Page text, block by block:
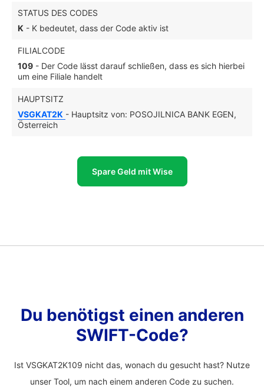
STATUS DES CODES
K - K bedeutet, dass der Code aktiv ist
FILIALCODE
109 - Der Code lässt darauf schließen, dass es sich hierbei
um eine Filiale handelt
HAUPTSITZ
VSGKAT2K - Hauptsitz von: POSOJILNICA BANK EGEN,
Österreich
Spare Geld mit Wise
Du benötigst einen anderen
SWIFT-Code?
Ist VSGKAT2K109 nicht das, wonach du gesucht hast? Nutze
unser Tool, um nach einem anderen Code zu suchen.